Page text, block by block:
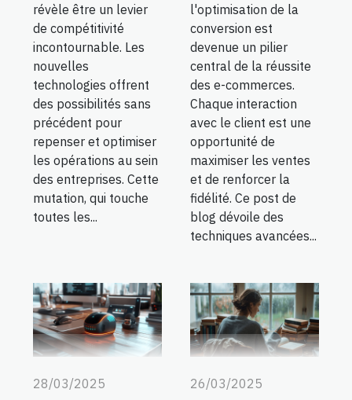
révèle être un levier
de compétitivité
incontournable. Les
nouvelles
technologies offrent
des possibilités sans
précédent pour
repenser et optimiser
les opérations au sein
des entreprises. Cette
mutation, qui touche
toutes les...
l'optimisation de la
conversion est
devenue un pilier
central de la réussite
des e-commerces.
Chaque interaction
avec le client est une
opportunité de
maximiser les ventes
et de renforcer la
fidélité. Ce post de
blog dévoile des
techniques avancées...
28/03/2025
26/03/2025